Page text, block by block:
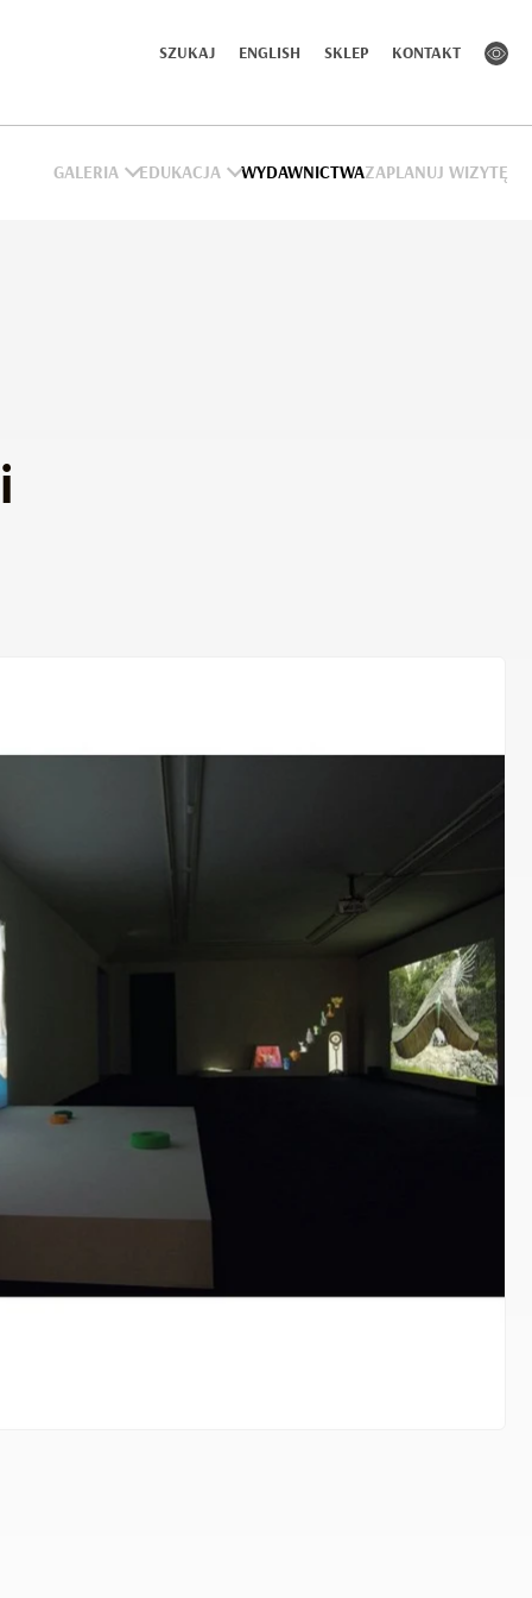
SZUKAJ ENGLISH SKLEP KONTAKT
GALERIA EDUKACJA WYDAWNICTWAZAPLANUJ WIZYTĘ